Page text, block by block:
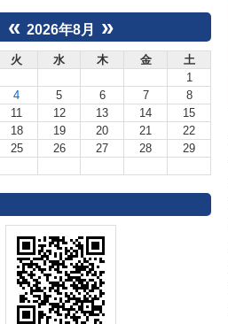
« 2026年8月 »
火 水 木 金
土
1
4 5 6 7
8
11 12 13 14
15
18 19 20 21
22
25 26 27 28
29